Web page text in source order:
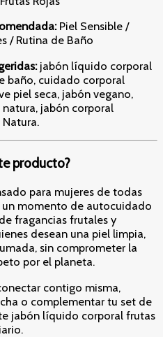
Piel Sensible /
/ Rutina de Baño
jabón líquido corporal
baño, cuidado corporal
piel seca, jabón vegano,
jabón corporal
producto?
para mujeres de todas
un momento de autocuidado
fragancias frutales y
desean una piel limpia,
sin comprometer la
por el planeta.
contigo misma,
o complementar tu set de
jabón líquido corporal frutas